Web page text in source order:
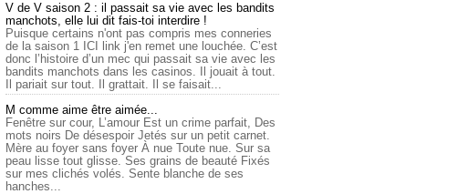
V de V saison 2 : il passait sa vie avec les bandits
manchots, elle lui dit fais-toi interdire !
Puisque certains n'ont pas compris mes conneries
de la saison 1 ICI link j'en remet une louchée. C’est
donc l’histoire d’un mec qui passait sa vie avec les
bandits manchots dans les casinos. Il jouait à tout.
Il pariait sur tout. Il grattait. Il se faisait...
M comme aime être aimée...
Fenêtre sur cour, L’amour Est un crime parfait, Des
mots noirs De désespoir Jetés sur un petit carnet.
Mère au foyer sans foyer À nue Toute nue. Sur sa
peau lisse tout glisse. Ses grains de beauté Fixés
sur mes clichés volés. Sente blanche de ses
hanches...